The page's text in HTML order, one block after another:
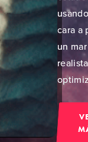
cara a
un mar